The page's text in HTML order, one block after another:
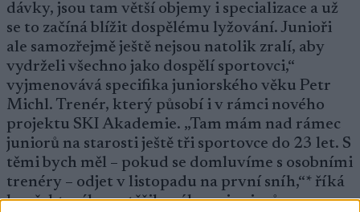
dávky, jsou tam větší objemy i specializace a už
se to začíná blížit dospělému lyžování. Junioři
ale samozřejmě ještě nejsou natolik zralí, aby
vydrželi všechno jako dospělí sportovci,“
vyjmenovává specifika juniorského věku Petr
Michl. Trenér, který působí i v rámci nového
projektu SKI Akademie. „Tam mám nad rámec
juniorů na starosti ještě tři sportovce do 23 let. S
těmi bych měl – pokud se domluvíme s osobními
trenéry – odjet v listopadu na první sníh,“* říká
kouč, kterého potěšily výkony juniorů na